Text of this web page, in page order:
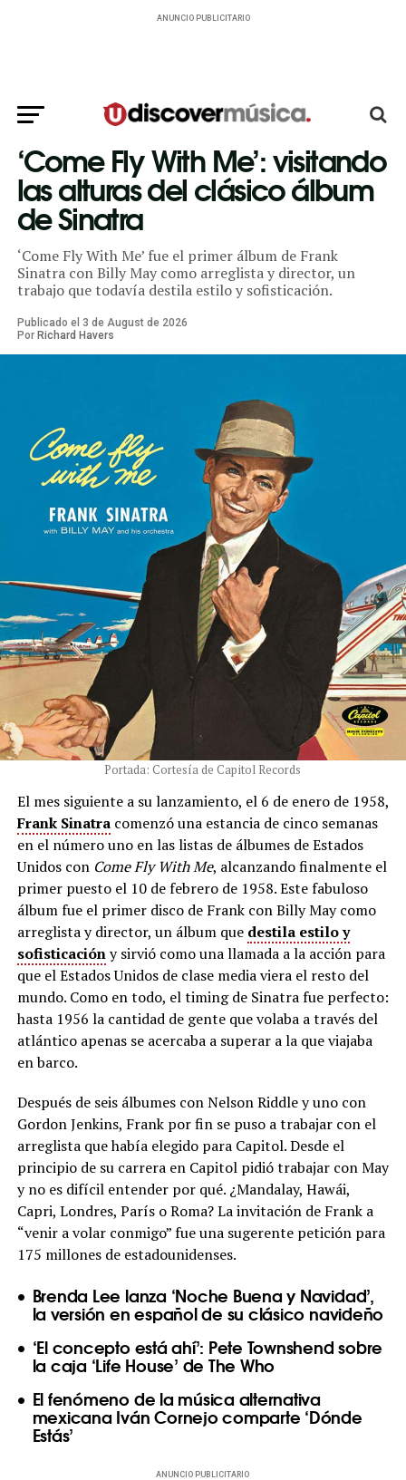
ANUNCIO PUBLICITARIO
‘Come Fly With Me’: visitando
las alturas del clásico álbum
de Sinatra
‘Come Fly With Me’ fue el primer álbum de Frank
Sinatra con Billy May como arreglista y director, un
trabajo que todavía destila estilo y sofisticación.
Publicado el 3 de August de 2026
Por Richard Havers
Portada: Cortesía de Capitol Records
El mes siguiente a su lanzamiento, el 6 de enero de 1958,
Frank Sinatracomenzó una estancia de cinco semanas
en el número uno en las listas de álbumes de Estados
Unidos con Come Fly With Me, alcanzando finalmente el
primer puesto el 10 de febrero de 1958. Este fabuloso
álbum fue el primer disco de Frank con Billy May como
arreglista y director, un álbum que destila estilo y
sofisticacióny sirvió como una llamada a la acción para
que el Estados Unidos de clase media viera el resto del
mundo. Como en todo, el timing de Sinatra fue perfecto:
hasta 1956 la cantidad de gente que volaba a través del
atlántico apenas se acercaba a superar a la que viajaba
en barco.
Después de seis álbumes con Nelson Riddle y uno con
Gordon Jenkins, Frank por fin se puso a trabajar con el
arreglista que había elegido para Capitol. Desde el
principio de su carrera en Capitol pidió trabajar con May
y no es difícil entender por qué. ¿Mandalay, Hawái,
Capri, Londres, París o Roma? La invitación de Frank a
“venir a volar conmigo” fue una sugerente petición para
175 millones de estadounidenses.
Brenda Lee lanza ‘Noche Buena y Navidad’,
la versión en español de su clásico navideño
‘El concepto está ahí’: Pete Townshend sobre
la caja ‘Life House’ de The Who
El fenómeno de la música alternativa
mexicana Iván Cornejo comparte ‘Dónde
Estás’
ANUNCIO PUBLICITARIO